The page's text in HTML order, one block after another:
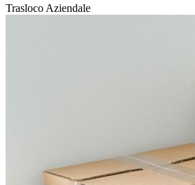
Trasloco Aziendale